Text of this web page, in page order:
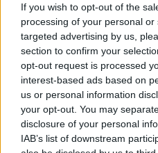
If you wish to opt-out of the
processing of your personal
targeted advertising by us,
section to confirm your
opt-out request is processed
interest-based ads based on
us or personal information
your opt-out. You may
disclosure of your personal
IAB’s list of downstream
IMPRESA E MANAGEMENT
Iren Ambiente sale al
e si rafforza nel
Redazione
IMPRESA E MANAGEMENT